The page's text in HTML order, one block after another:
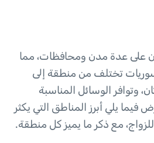
على عدة مدن ومحافظات، مما
تختلف من منطقة إلى
الوسائل المناسبة
يلي أبرز المناطق التي يكثر
مع ذكر ما يميز كل منطقة.